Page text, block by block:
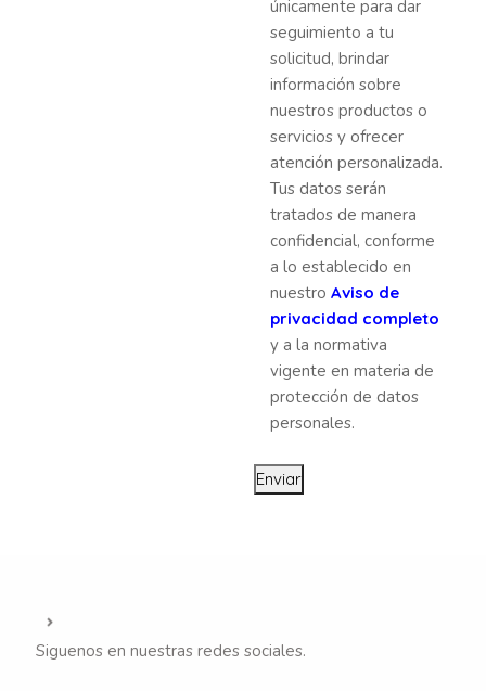
únicamente para dar
seguimiento a tu
solicitud, brindar
información sobre
nuestros productos o
servicios y ofrecer
atención personalizada.
Tus datos serán
tratados de manera
confidencial, conforme
a lo establecido en
nuestro Aviso de
privacidad completo
y a la normativa
vigente en materia de
protección de datos
personales.
Enviar
Siguenos en nuestras redes sociales.